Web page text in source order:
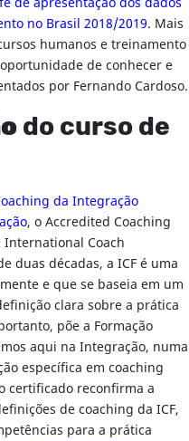
no Brasil 2018/2019. Mais
humanos e treinamento
de conhecer e
por Fernando Cardoso.
do curso de
da Integração
, o Accredited Coaching
International Coach
duas décadas, a ICF é uma
e que se baseia em um
clara sobre a prática
põe a Formação
aqui na Integração, numa
específica em coaching
certificado reconfirma a
de coaching da ICF,
para a prática